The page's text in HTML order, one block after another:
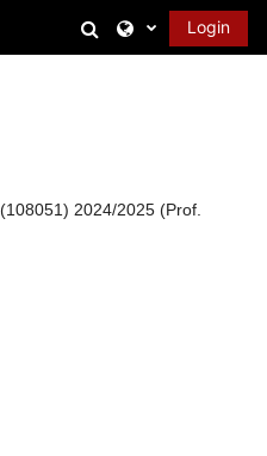
Attiva/disattiva
Login
2024/2025 (Prof.